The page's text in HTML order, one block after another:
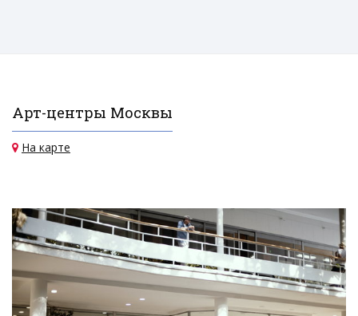
Арт-центры Москвы
На карте